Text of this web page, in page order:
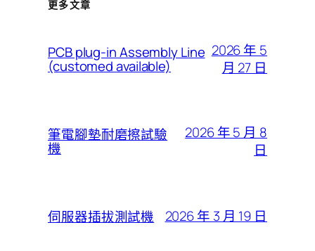
更多文章
PCB plug-in Assembly Line
(customed available)
2026 年 5
月 27 日
筆電腳墊耐磨擦試驗
機
2026 年 5 月 8
日
伺服器插拔測試機 2026 年 3 月 19 日